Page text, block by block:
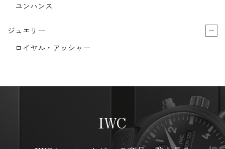
ユンハンス
ジュエリー
ロイヤル・アッシャー
IWC